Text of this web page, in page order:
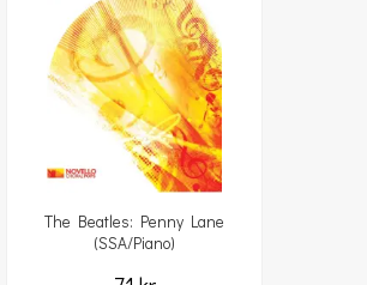
The Beatles: Penny Lane
(SSA/Piano)